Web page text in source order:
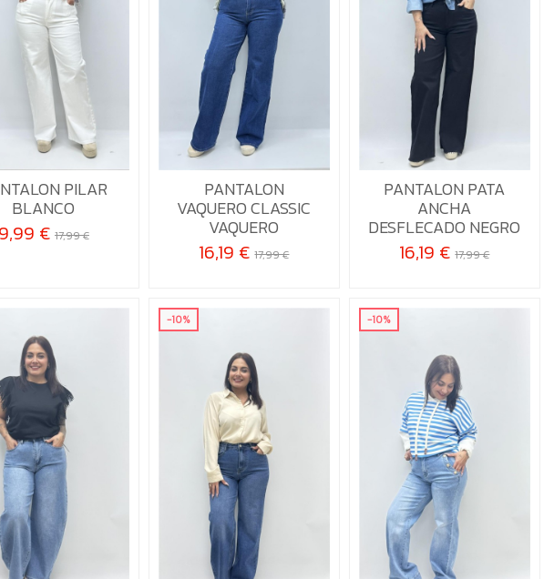
PILAR
BLANCO
9,99 € 17,99 €
40
Añadir al carrito
PANTALON
VAQUERO CLASSIC
VAQUERO
16,19 €17,99 €
36 38
 Añadir al carrito
PANTALON PATA
ANCHA
DESFLECADO NEGRO
16,19 €17,99 €
M L
XL
XXL
 Añadir al carrito
-10% -10%